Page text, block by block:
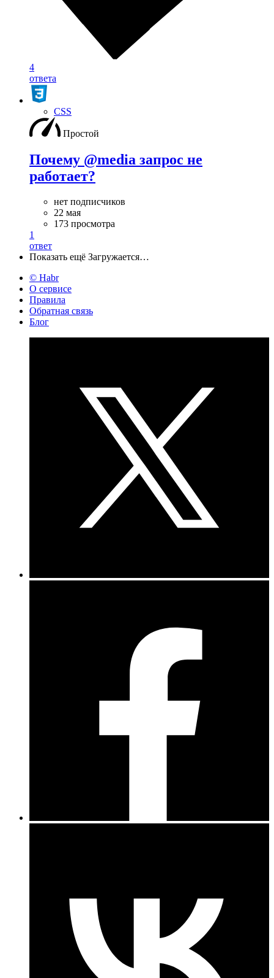
4
ответа
CSS
Простой
Почему @media запрос не
работает?
нет подписчиков
22 мая
173 просмотра
1
ответ
Показать ещё Загружается…
© Habr
О сервисе
Правила
Обратная связь
Блог